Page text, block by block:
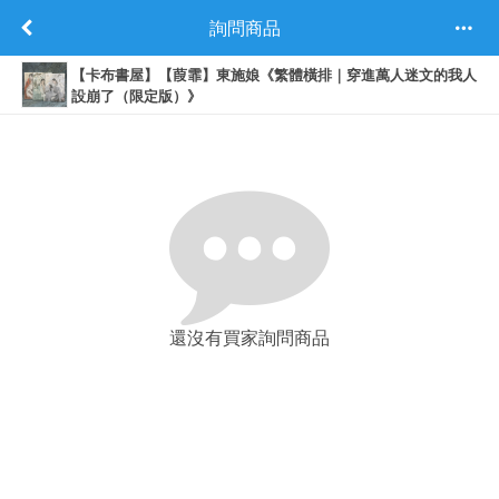
詢問商品
【卡布書屋】【葭霏】東施娘《繁體橫排｜穿進萬人迷文的我人
設崩了（限定版）》
還沒有買家詢問商品